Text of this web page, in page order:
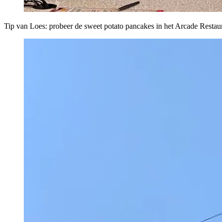
Tip van Loes: probeer de sweet potato pancakes in het Arcade